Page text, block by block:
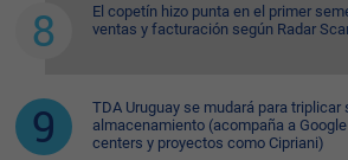
El copetín hizo punta en el primer
ventas y facturación según Radar
TDA Uruguay se mudará para triplicar
almacenamiento (acompaña a
centers y proyectos como Cipriani)